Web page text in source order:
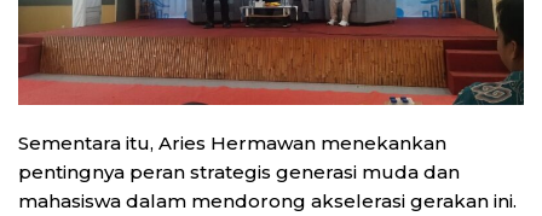
Sementara itu, Aries Hermawan menekankan
pentingnya peran strategis generasi muda dan
mahasiswa dalam mendorong akselerasi gerakan ini.